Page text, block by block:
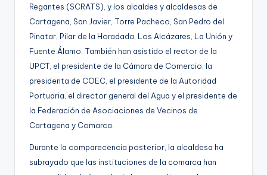
Regantes (SCRATS), y los alcaldes y alcaldesas de
Cartagena, San Javier, Torre Pacheco, San Pedro del
Pinatar, Pilar de la Horadada, Los Alcázares, La Unión y
Fuente Álamo. También han asistido el rector de la
UPCT, el presidente de la Cámara de Comercio, la
presidenta de COEC, el presidente de la Autoridad
Portuaria, el director general del Agua y el presidente de
la Federación de Asociaciones de Vecinos de
Cartagena y Comarca.
Durante la comparecencia posterior, la alcaldesa ha
subrayado que las instituciones de la comarca han